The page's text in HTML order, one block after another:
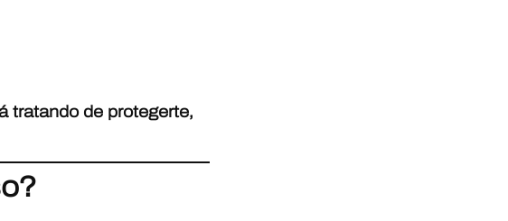
tratando de protegerte,